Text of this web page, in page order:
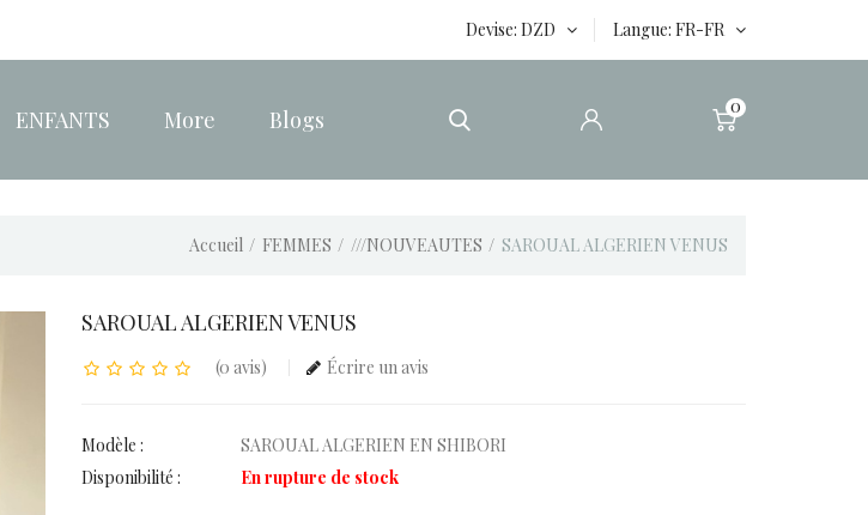
Devise DZD Langue FR-FR
ENFANTS More Blogs 0
Accueil FEMMES ///NOUVEAUTES SAROUAL ALGERIEN VENUS
SAROUAL ALGERIEN VENUS
(0 avis) Écrire un avis
Modèle :
SAROUAL ALGERIEN EN SHIBORI
Disponibilité :
En rupture de stock